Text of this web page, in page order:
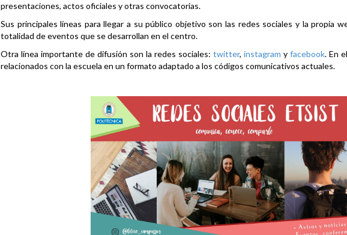
presentaciones, actos oficiales y otras convocatorias.
Sus principales líneas para llegar a su público objetivo son las redes sociales y la propia
totalidad de eventos que se desarrollan en el centro.
Otra línea importante de difusión son la redes sociales: twitter, instagram y facebook. En
relacionados con la escuela en un formato adaptado a los códigos comunicativos actuales.